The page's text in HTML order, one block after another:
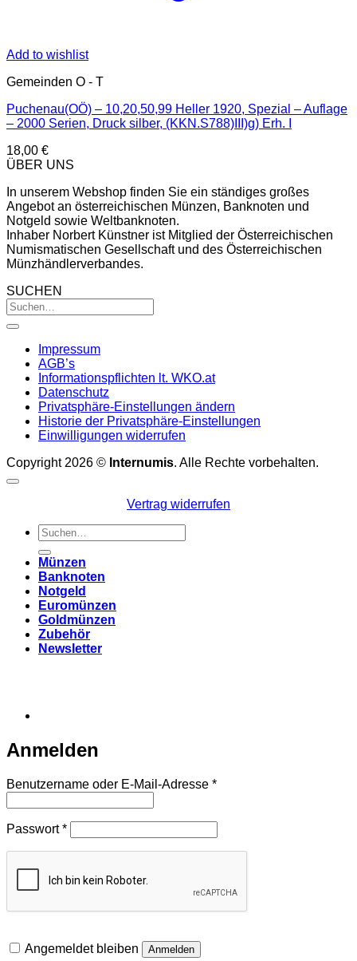
Add to wishlist
Gemeinden O - T
Puchenau(OÖ) – 10,20,50,99 Heller 1920, Spezial – Auflage
– 2000 Serien, Druck silber, (KKN.S788)III)g) Erh. I
18,00 €
ÜBER UNS
In unserem Webshop finden Sie ein ständiges großes
Angebot an österreichischen Münzen, Banknoten und
Notgeld sowie Weltbanknoten.
Inhaber Norbert Künstner ist Mitglied der Österreichischen
Numismatischen Gesellschaft und des Österreichischen
Münzhändlerverbandes.
SUCHEN
Impressum
AGB’s
Informationspflichten lt. WKO.at
Datenschutz
Privatsphäre-Einstellungen ändern
Historie der Privatsphäre-Einstellungen
Einwilligungen widerrufen
Copyright 2026 © Internumis. Alle Rechte vorbehalten.
Vertrag widerrufen
Suchen
nach:
Münzen
Banknoten
Notgeld
Euromünzen
Goldmünzen
Zubehör
Newsletter
Anmelden
Benutzername oder E-Mail-Adresse *Erforderlich
Passwort*Erforderlich
Angemeldet bleiben Anmelden